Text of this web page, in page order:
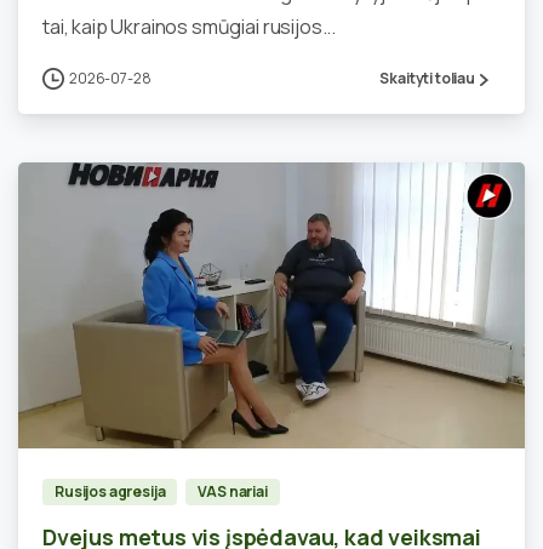
tai, kaip Ukrainos smūgiai rusijos...
2026-07-28 Skaityti toliau
Rusijos agresija VAS nariai
Dvejus metus vis įspėdavau, kad veiksmai